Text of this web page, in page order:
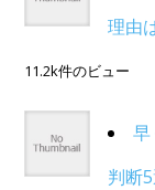
理由
11.2k件のビュー
早
判断